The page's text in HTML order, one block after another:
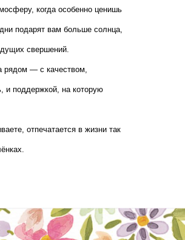
когда особенно ценишь
подарят вам больше солнца,
свершений.
рядом — с качеством,
и поддержкой, на которую
отпечатается в жизни так